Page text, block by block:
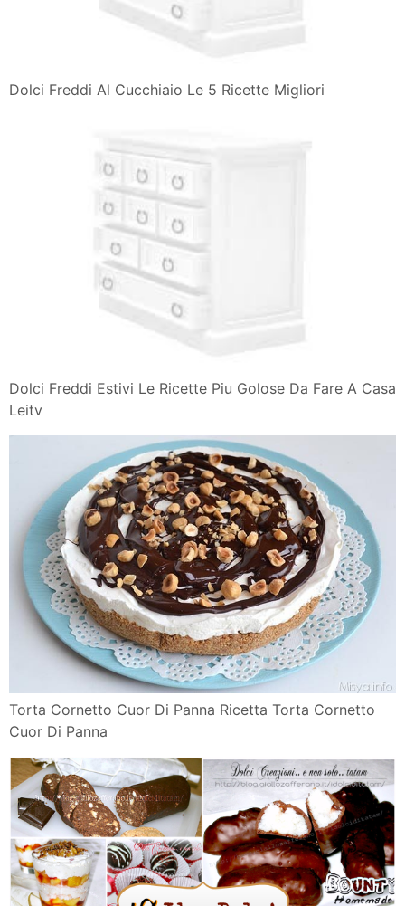
Dolci Freddi Al Cucchiaio Le 5 Ricette Migliori
Dolci Freddi Estivi Le Ricette Piu Golose Da Fare A Casa
Leitv
Torta Cornetto Cuor Di Panna Ricetta Torta Cornetto
Cuor Di Panna